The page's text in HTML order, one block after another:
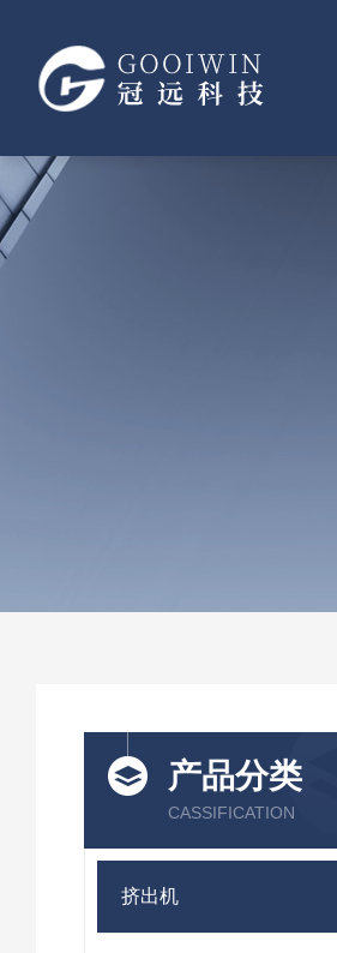
产品分类
CASSIFICATION
挤出机